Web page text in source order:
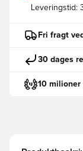
Leveringstid:
Fri fragt
30 dages
10 milioner